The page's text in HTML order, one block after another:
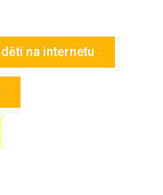
děti na internetu